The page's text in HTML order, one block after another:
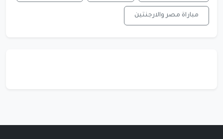
مباراة مصر والارجنتين